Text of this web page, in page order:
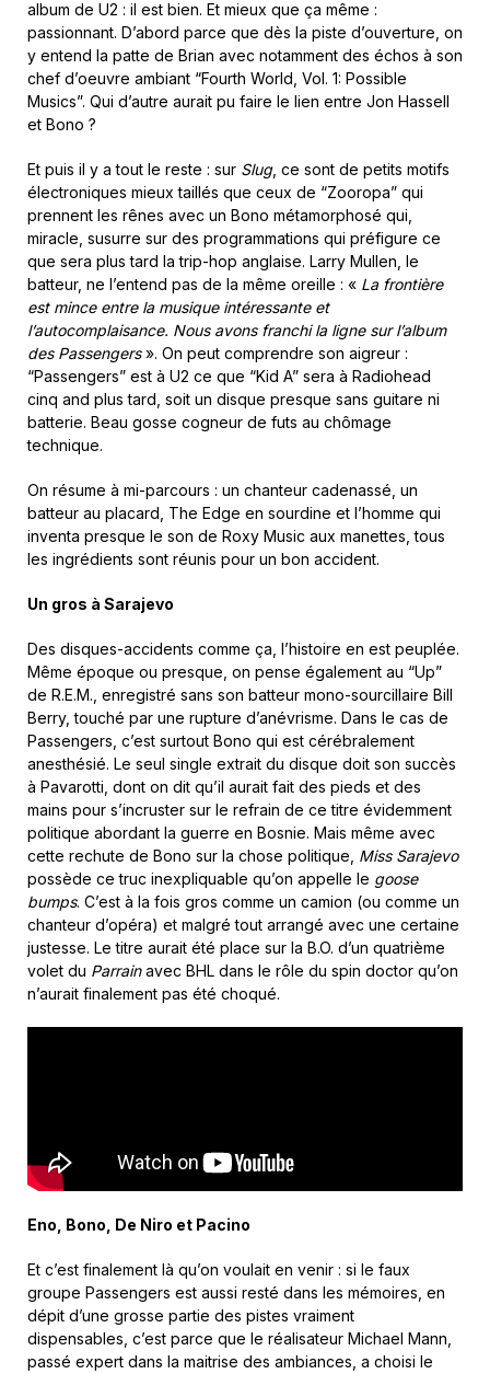
album de U2 : il est bien. Et mieux que ça même :
passionnant. D’abord parce que dès la piste d’ouverture, on
y entend la patte de Brian avec notamment des échos à son
chef d’oeuvre ambiant “Fourth World, Vol. 1: Possible
Musics”. Qui d’autre aurait pu faire le lien entre Jon Hassell
et Bono ?
Et puis il y a tout le reste : sur Slug, ce sont de petits motifs
électroniques mieux taillés que ceux de “Zooropa” qui
prennent les rênes avec un Bono métamorphosé qui,
miracle, susurre sur des programmations qui préfigure ce
que sera plus tard la trip-hop anglaise. Larry Mullen, le
batteur, ne l’entend pas de la même oreille : « La frontière
est mince entre la musique intéressante et
l’autocomplaisance. Nous avons franchi la ligne sur l’album
des Passengers». On peut comprendre son aigreur :
“Passengers” est à U2 ce que “Kid A” sera à Radiohead
cinq and plus tard, soit un disque presque sans guitare ni
batterie. Beau gosse cogneur de futs au chômage
technique.
On résume à mi-parcours : un chanteur cadenassé, un
batteur au placard, The Edge en sourdine et l’homme qui
inventa presque le son de Roxy Music aux manettes, tous
les ingrédients sont réunis pour un bon accident.
Un gros à Sarajevo
Des disques-accidents comme ça, l’histoire en est peuplée.
Même époque ou presque, on pense également au “Up”
de R.E.M., enregistré sans son batteur mono-sourcillaire Bill
Berry, touché par une rupture d’anévrisme. Dans le cas de
Passengers, c’est surtout Bono qui est cérébralement
anesthésié. Le seul single extrait du disque doit son succès
à Pavarotti, dont on dit qu’il aurait fait des pieds et des
mains pour s’incruster sur le refrain de ce titre évidemment
politique abordant la guerre en Bosnie. Mais même avec
cette rechute de Bono sur la chose politique, Miss Sarajevo
possède ce truc inexpliquable qu’on appelle le goose
bumps. C’est à la fois gros comme un camion (ou comme un
chanteur d’opéra) et malgré tout arrangé avec une certaine
justesse. Le titre aurait été place sur la B.O. d’un quatrième
volet du Parrainavec BHL dans le rôle du spin doctor qu’on
n’aurait finalement pas été choqué.
Eno, Bono, De Niro et Pacino
Et c’est finalement là qu’on voulait en venir : si le faux
groupe Passengers est aussi resté dans les mémoires, en
dépit d’une grosse partie des pistes vraiment
dispensables, c’est parce que le réalisateur Michael Mann,
passé expert dans la maitrise des ambiances, a choisi le